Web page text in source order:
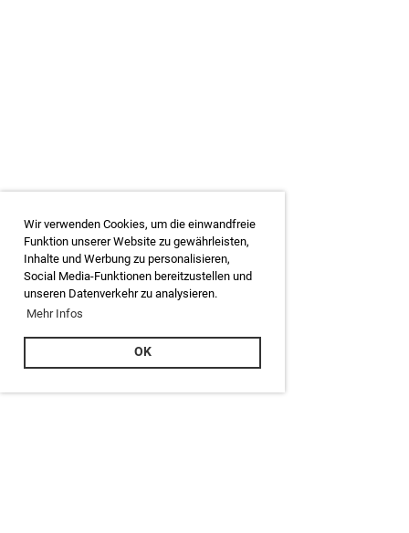
Wir verwenden Cookies, um die einwandfreie
Funktion unserer Website zu gewährleisten,
Inhalte und Werbung zu personalisieren,
Social Media-Funktionen bereitzustellen und
unseren Datenverkehr zu analysieren.
Mehr Infos
OK